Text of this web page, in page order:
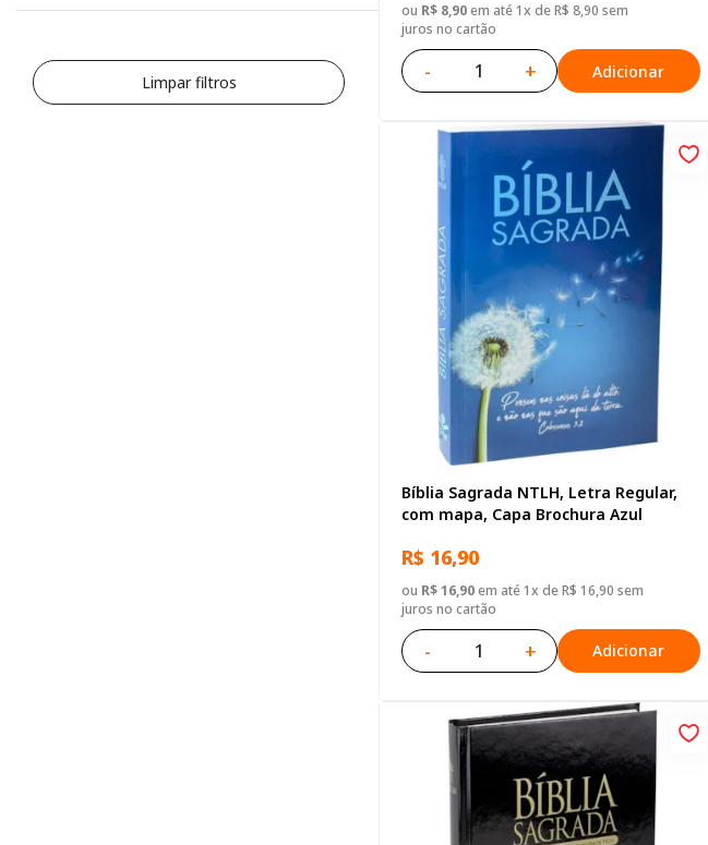
Limpar filtros
ou R$ 8,90em até 1x de R$ 8,90 sem
juros no cartão
- + Adicionar
Bíblia Sagrada NTLH, Letra Regular,
com mapa, Capa Brochura Azul
R$ 16,90
ou R$ 16,90em até 1x de R$ 16,90 sem
juros no cartão
- + Adicionar